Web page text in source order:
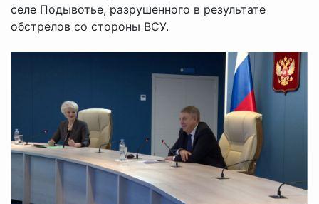
селе Подывотье, разрушенного в результате
обстрелов со стороны ВСУ.